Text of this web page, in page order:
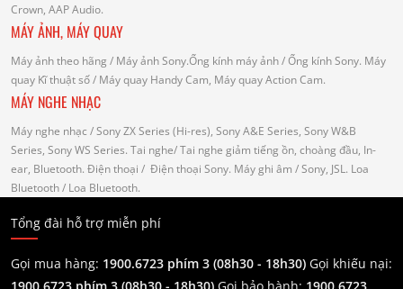
Crown, AAP Audio.
MÁY ẢNH, MÁY QUAY
Máy ảnh theo hãng / Máy ảnh Sony.Ống kính máy ảnh / Ống kính Sony. Máy
quay Kĩ thuật số/ Máy quay Handy Cam, Máy quay Action Cam.
MÁY NGHE NHẠC
Máy nghe nhạc / Sony ZX Series (Hi-res), Sony A&E Series, Sony W&B
Series, Sony WS Series. Tai nghe/ Tai nghe giảm tiếng ồn, choàng đầu, In-
ear, Bluetooth. Điện thoại / Điện thoại Sony. Máy ghi âm / Sony, JSL. Loa
Bluetooth/ Loa Bluetooth.
Tổng đài hỗ trợ miễn phí
Gọi mua hàng: 1900.6723 phím 3 (08h30 - 18h30) Gọi khiếu nại:
1900.6723 phím 3 (08h30 - 18h30) Gọi bảo hành: 1900.6723